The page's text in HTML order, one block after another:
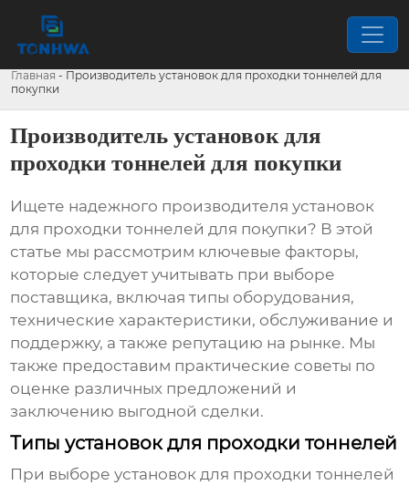
Главная - Производитель установок для проходки тоннелей для
покупки
Производитель установок для
проходки тоннелей для покупки
Ищете надежного производителя установок
для проходки тоннелей для покупки? В этой
статье мы рассмотрим ключевые факторы,
которые следует учитывать при выборе
поставщика, включая типы оборудования,
технические характеристики, обслуживание и
поддержку, а также репутацию на рынке. Мы
также предоставим практические советы по
оценке различных предложений и
заключению выгодной сделки.
Типы установок для проходки тоннелей
При выбореустановок для проходки тоннелей